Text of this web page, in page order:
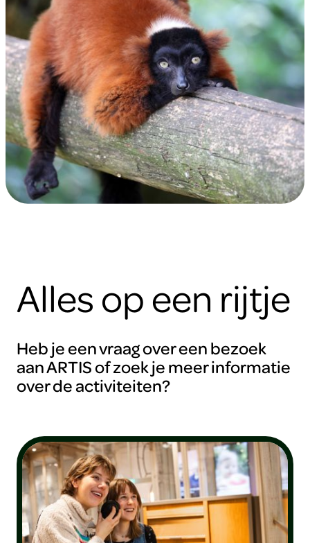
Alles op een rijtje
Heb je een vraag over een bezoek
aan ARTIS of zoek je meer informatie
over de activiteiten?